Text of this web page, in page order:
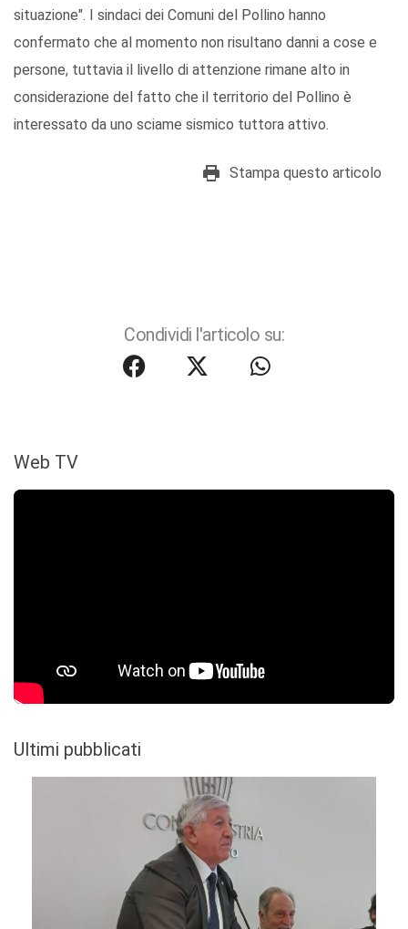
situazione". I sindaci dei Comuni del Pollino hanno
confermato che al momento non risultano danni a cose e
persone, tuttavia il livello di attenzione rimane alto in
considerazione del fatto che il territorio del Pollino è
interessato da uno sciame sismico tuttora attivo.
Stampa questo articolo
Condividi l'articolo su:
Web TV
Ultimi pubblicati